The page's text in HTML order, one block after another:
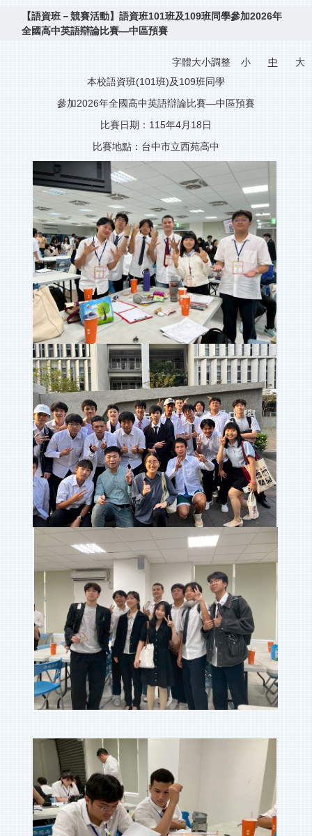
【語資班－競賽活動】語資班101班及109班同學參加2026年
全國高中英語辯論比賽—中區預賽
字體大小調整 小 中
大
本校語資班(101班)及109班同學
參加2026年全國高中英語辯論比賽—中區預賽
比賽日期：115年4月18日
比賽地點：台中市立西苑高中